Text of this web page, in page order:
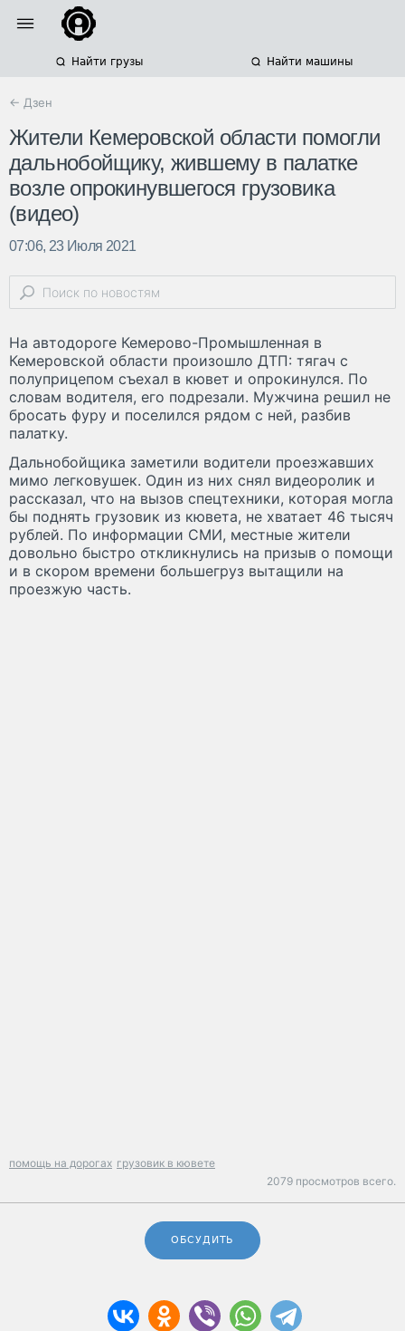
Найти грузы Найти машины
← Дзен
Жители Кемеровской области помогли
дальнобойщику, жившему в палатке
возле опрокинувшегося грузовика
(видео)
07:06, 23 Июля 2021
На автодороге Кемерово-Промышленная в
Кемеровской области произошло ДТП: тягач с
полуприцепом съехал в кювет и опрокинулся. По
словам водителя, его подрезали. Мужчина решил не
бросать фуру и поселился рядом с ней, разбив
палатку.
Дальнобойщика заметили водители проезжавших
мимо легковушек. Один из них снял видеоролик и
рассказал, что на вызов спецтехники, которая могла
бы поднять грузовик из кювета, не хватает 46 тысяч
рублей. По информации СМИ, местные жители
довольно быстро откликнулись на призыв о помощи
и в скором времени большегруз вытащили на
проезжую часть.
помощь на дорогах грузовик в кювете
2079 просмотров всего.
ОБСУДИТЬ